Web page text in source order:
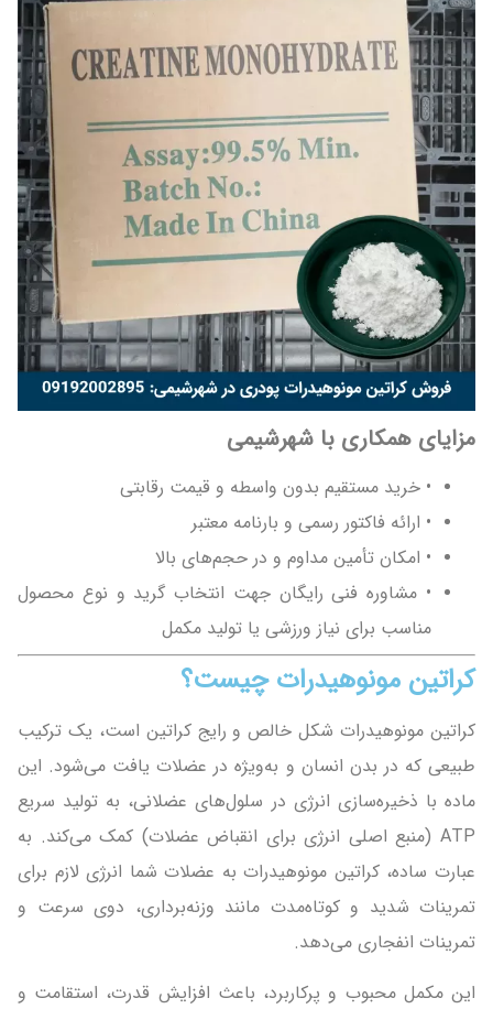
مزایای همکاری با شهرشیمی
• خرید مستقیم بدون واسطه و قیمت رقابتی
• ارائه فاکتور رسمی و بارنامه معتبر
• امکان تأمین مداوم و در حجم‌های بالا
• مشاوره فنی رایگان جهت انتخاب گرید و نوع محصول
مناسب برای نیاز ورزشی یا تولید مکمل
کراتین مونوهیدرات چیست؟
کراتین مونوهیدرات شکل خالص و رایج کراتین است، یک ترکیب
طبیعی که در بدن انسان و به‌ویژه در عضلات یافت می‌شود. این
ماده با ذخیره‌سازی انرژی در سلول‌های عضلانی، به تولید سریع
ATP (منبع اصلی انرژی برای انقباض عضلات) کمک می‌کند. به
عبارت ساده، کراتین مونوهیدرات به عضلات شما انرژی لازم برای
تمرینات شدید و کوتاه‌مدت مانند وزنه‌برداری، دوی سرعت و
تمرینات انفجاری می‌دهد.
این مکمل محبوب و پرکاربرد، باعث افزایش قدرت، استقامت و